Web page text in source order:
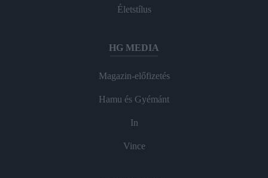
Életstílus
HG MEDIA
Magazin-előfizetés
Hamu és Gyémánt
In
Vince